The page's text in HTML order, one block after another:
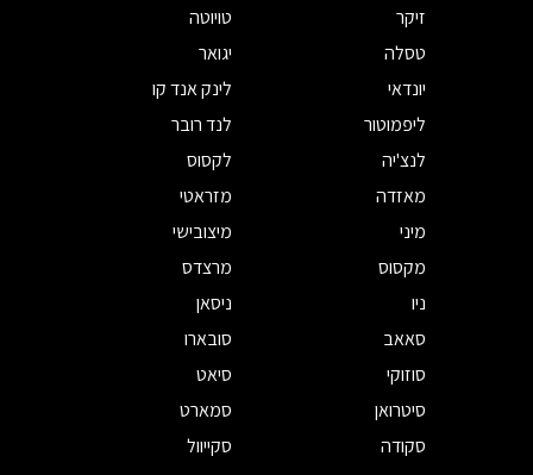
זיקר
טויוטה
טסלה
יגואר
יונדאי
לינק אנד קו
ליפמוטור
לנד רובר
לנצ'יה
לקסוס
מאזדה
מזראטי
מיני
מיצובישי
מקסוס
מרצדס
ניו
ניסאן
סאאב
סובארו
סוזוקי
סיאט
סיטרואן
סמארט
סקודה
סקייוול